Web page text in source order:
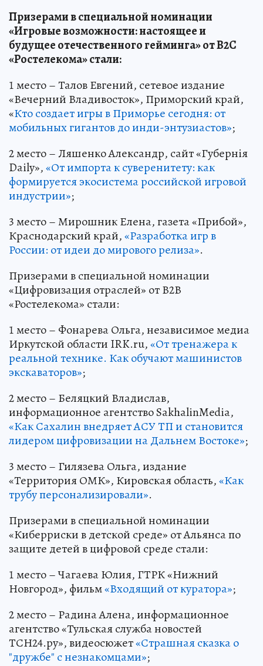
Призерами в специальной номинации
«Игровые возможности: настоящее и
будущее отечественного гейминга» от В2С
«Ростелекома» стали:
1 место – Талов Евгений, сетевое издание
«Вечерний Владивосток», Приморский край,
«Кто создает игры в Приморье сегодня: от
мобильных гигантов до инди-энтузиастов»;
2 место – Ляшенко Александр, сайт «Губернiя
Daily»,«От импорта к суверенитету: как
формируется экосистема российской игровой
индустрии»;
3 место – Мирошник Елена, газета «Прибой»,
Краснодарский край,«Разработка игр в
России: от идеи до мирового релиза».
Призерами в специальной номинации
«Цифровизация отраслей» от В2В
«Ростелекома» стали:
1 место – Фонарева Ольга, независимое медиа
Иркутской области IRK.ru,«От тренажера к
реальной технике. Как обучают машинистов
экскаваторов»;
2 место – Беляцкий Владислав,
информационное агентство SakhalinMedia,
«Как Сахалин внедряет АСУ ТП и становится
лидером цифровизации на Дальнем Востоке»;
3 место – Гилязева Ольга, издание
«Территория ОМК», Кировская область,«Как
трубу персонализировали».
Призерами в специальной номинации
«Киберриски в детской среде» от Альянса по
защите детей в цифровой среде стали:
1 место – Чагаева Юлия, ГТРК «Нижний
Новгород», фильм«Входящий от куратора»;
2 место – Радина Алена, информационное
агентство «Тульская служба новостей
ТСН24.ру», видеосюжет«Страшная сказка о
"дружбе" с незнакомцами»;